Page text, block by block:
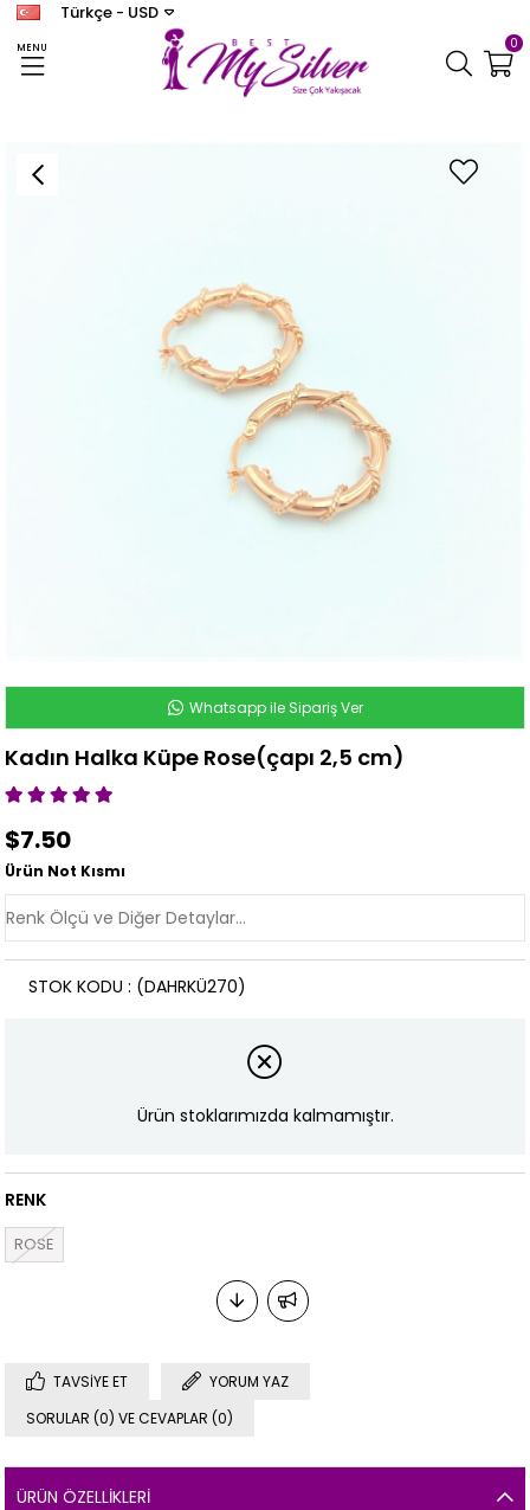
MENU
Türkçe - USD
0
Kadın Halka Küpe Rose(çapı 2,5 cm)
Whatsapp ile Sipariş Ver
Kadın Halka Küpe Rose(çapı 2,5 cm)
$7.50
Ürün Not Kısmı
(DAHRKÜ270)
STOK KODU
Ürün stoklarımızda kalmamıştır.
RENK
ROSE
TAVSIYE ET
YORUM YAZ
SORULAR (0) VE CEVAPLAR (0)
ÜRÜN ÖZELLIKLERI